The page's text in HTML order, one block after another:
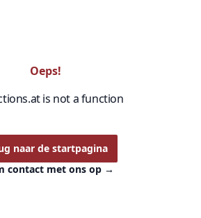
Oeps!
is not a function
naar de startpagina
contact met ons op →